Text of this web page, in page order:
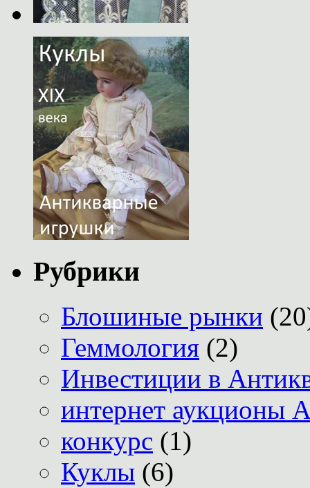
Рубрики
Блошиные рынки
Геммология (2)
Инвестиции в
интернет аукционы
конкурс (1)
Куклы (6)